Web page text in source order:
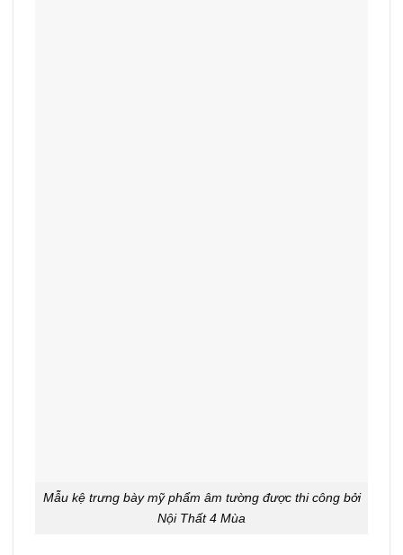
Mẫu kệ trưng bày mỹ phẩm âm tường được thi công bởi
Nội Thất 4 Mùa